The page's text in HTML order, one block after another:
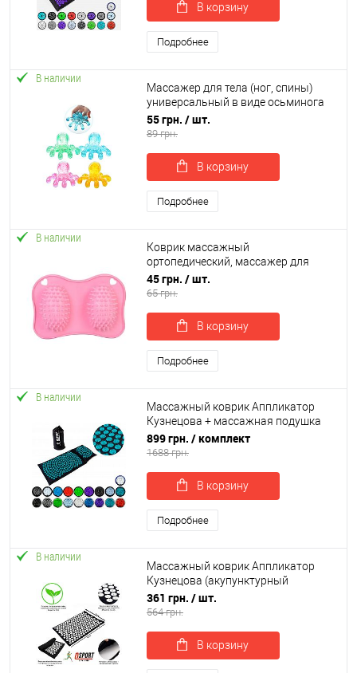
В корзину
Подробнее
В наличии
Массажер для тела (ног, спины)
универсальный в виде осьминога
Profi (MS 0841)
55 грн. / шт.
89 грн.
В корзину
Подробнее
В наличии
Коврик массажный
ортопедический, массажер для
массажа для ног и стоп OSPORT
18.5x13см (MS 4669)
45 грн. / шт.
65 грн.
В корзину
Подробнее
В наличии
Массажный коврик Аппликатор
Кузнецова + массажная подушка
массажер для шеи OSPORT Lotus
Mat Eco (apl-020)
899 грн. / комплект
1688 грн.
В корзину
Подробнее
В наличии
Массажный коврик Аппликатор
Кузнецова (акупунктурный
игольчатый массажер для спины)
OSPORT (apl-033)
361 грн. / шт.
564 грн.
В корзину